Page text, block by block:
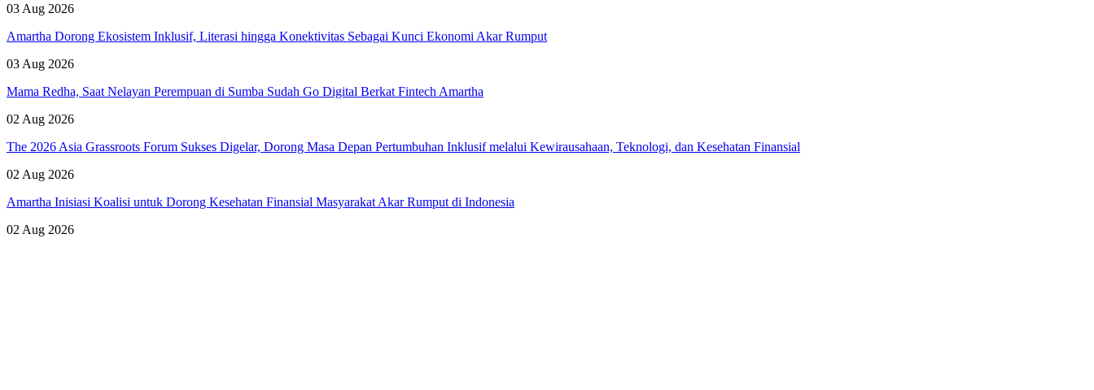
03 Aug 2026
Amartha Dorong Ekosistem Inklusif, Literasi hingga Konektivitas Sebagai Kunci Ekonomi Akar Rumput
03 Aug 2026
Mama Redha, Saat Nelayan Perempuan di Sumba Sudah Go Digital Berkat Fintech Amartha
02 Aug 2026
The 2026 Asia Grassroots Forum Sukses Digelar, Dorong Masa Depan Pertumbuhan Inklusif melalui Kewirausahaan, Teknologi, dan Kesehatan Finansial
02 Aug 2026
Amartha Inisiasi Koalisi untuk Dorong Kesehatan Finansial Masyarakat Akar Rumput di Indonesia
02 Aug 2026